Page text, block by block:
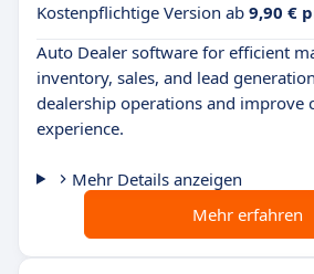
Kostenpflichtige Version ab 9,90 €
Auto Dealer software for efficient
inventory, sales, and lead
dealership operations and improve
experience.
Mehr Details anzeigen
Mehr erfahren